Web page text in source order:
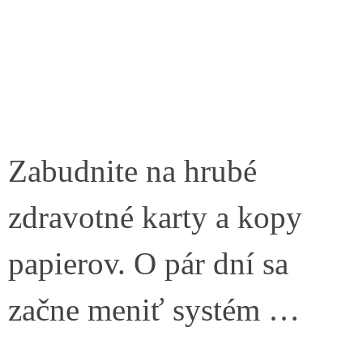
Zabudnite na hrubé
zdravotné karty a kopy
papierov. O pár dní sa
začne meniť systém …